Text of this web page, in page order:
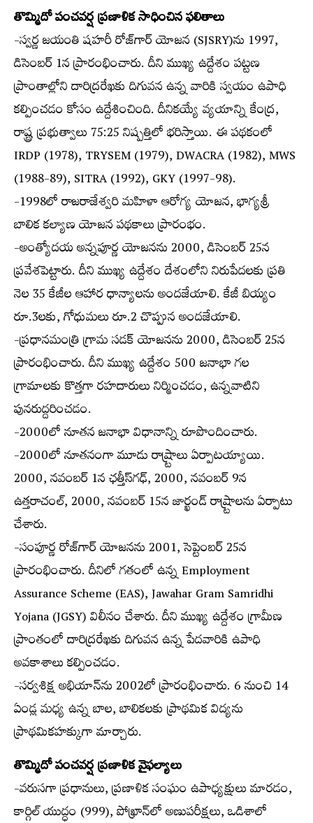
తొమ్మిదో పంచవర్ష ప్రణాళిక సాధించిన ఫలితాలు
-స్వర్ణ జయంతి షహరీ రోజ్‌గార్ యోజన (SJSRY)ను 1997,
డిసెంబర్ 1న ప్రారంభించారు. దీని ముఖ్య ఉద్దేశం పట్టణ
ప్రాంతాల్లోని దారిద్రరేఖకు దిగువన ఉన్న వారికి స్వయం ఉపాధి
కల్పించడం కోసం ఉద్దేశించింది. దీనికయ్యే వ్యయాన్ని కేంద్ర,
రాష్ట్ర ప్రభుత్వాలు 75:25 నిష్పత్తిలో భరిస్తాయి. ఈ పథకంలో
IRDP (1978), TRYSEM (1979), DWACRA (1982), MWS
(1988-89), SITRA (1992), GKY (1997-98).
-1998లో రాజరాజేశ్వరి మహిళా ఆరోగ్య యోజన, భాగ్యశ్రీ
బాలిక కల్యాణ యోజన పథకాలు ప్రారంభం.
-అంత్యోదయ అన్నపూర్ణ యోజనను 2000, డిసెంబర్ 25న
ప్రవేశపెట్టారు. దీని ముఖ్య ఉద్దేశం దేశంలోని నిరుపేదలకు ప్రతి
నెల 35 కేజీల ఆహార ధాన్యాలను అందజేయాలి. కేజీ బియ్యం
రూ.3లకు, గోధుమలు రూ.2 చొప్పున అందజేయాలి.
-ప్రధానమంత్రి గ్రామ సడక్ యోజనను 2000, డిసెంబర్ 25న
ప్రారంభించారు. దీని ముఖ్య ఉద్దేశం 500 జనాభా గల
గ్రామాలకు కొత్తగా రహదారులు నిర్మించడం, ఉన్నవాటిని
పునరుద్దరించడం.
-2000లో నూతన జనాభా విధానాన్ని రూపొందించారు.
-2000లో నూతనంగా మూడు రాష్ర్టాలు ఏర్పాటయ్యాయి.
2000, నవంబర్ 1న ఛత్తీస్‌గఢ్, 2000, నవంబర్ 9న
ఉత్తరాచంల్, 2000, నవంబర్ 15న జార్ఖండ్ రాష్ర్టాలను ఏర్పాటు
చేశారు.
-సంపూర్ణ రోజ్‌గార్ యోజనను 2001, సెప్టెంబర్ 25న
ప్రారంభించారు. దీనిలో గతంలో ఉన్న Employment
Assurance Scheme (EAS), Jawahar Gram Samridhi
Yojana (JGSY) విలీనం చేశారు. దీని ముఖ్య ఉద్దేశం గ్రామీణ
ప్రాంతంలో దారిద్రరేఖకు దిగువన ఉన్న పేదవారికి ఉపాధి
అవకాశాలు కల్పించడం.
-సర్వశిక్ష అభియాన్‌ను 2002లో ప్రారంభించారు. 6 నుంచి 14
ఏండ్ల మధ్య ఉన్న బాల, బాలికలకు ప్రాథమిక విద్యను
ప్రాథమికహక్కుగా మార్చారు.
తొమ్మిదో పంచవర్ష ప్రణాళిక వైఫల్యాలు
-వరుసగా ప్రధానులు, ప్రణాళిక సంఘం ఉపాధ్యక్షులు మారడం,
కార్గిల్ యుద్ధం (999), పోఖ్రాన్‌లో అణుపరీక్షలు, ఒడిశాలో